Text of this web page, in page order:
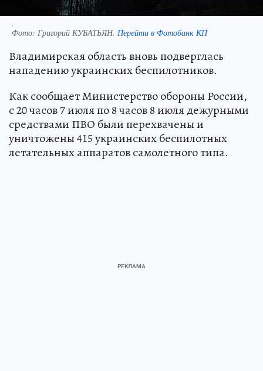
.
Фото: Григорий КУБАТЬЯН. Перейти в Фотобанк КП
Владимирская область вновь подверглась
нападению украинских беспилотников.
Как сообщает Министерство обороны России,
с 20 часов 7 июля по 8 часов 8 июля дежурными
средствами ПВО были перехвачены и
уничтожены 415 украинских беспилотных
летательных аппаратов самолетного типа.